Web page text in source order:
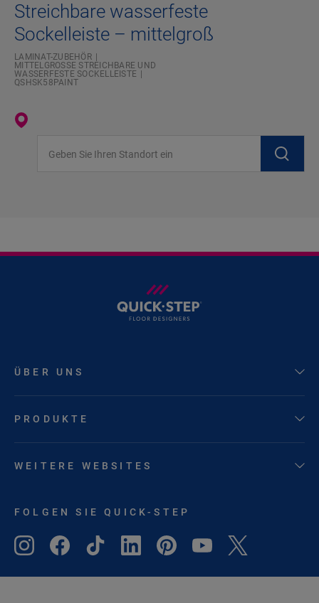
Streichbare wasserfeste
Sockelleiste – mittelgroß
LAMINAT-ZUBEHÖR
MITTELGROSSE STREICHBARE UND W
ASSERFESTE SOCKELLEISTE
QSHSK58PAINT
ÜBER UNS
PRODUKTE
WEITERE WEBSITES
FOLGEN SIE QUICK-STEP